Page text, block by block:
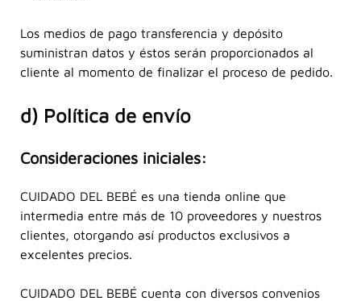
Los medios de pago transferencia y depósito
suministran datos y éstos serán proporcionados al
cliente al momento de finalizar el proceso de pedido.
d) Política de envío
Consideraciones iniciales:
CUIDADO DEL BEBÉ es una tienda online que
intermedia entre más de 10 proveedores y nuestros
clientes, otorgando así productos exclusivos a
excelentes precios.
CUIDADO DEL BEBÉ cuenta con diversos convenios